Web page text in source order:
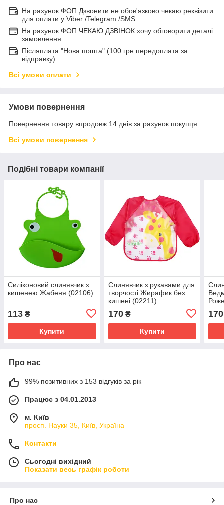
На рахунок ФОП Дзвонити не обов'язково чекаю реквізити
для оплати у Viber /Telegram /SMS
На рахунок ФОП ЧЕКАЮ ДЗВІНОК хочу обговорити деталі
замовлення
Післяплата "Нова пошта" (100 грн передоплата за
відправку).
Всі умови оплати
Умови повернення
Повернення товару впродовж 14 днів за рахунок покупця
Всі умови повернення
Подібні товари компанії
Силіконовий слинявчик з
кишенею Жабеня (02106)
113 ₴
Купити
Слинявчик з рукавами для
творчості Жирафик без
кишені (02211)
170₴
Купити
170
Про нас
99% позитивних з 153 відгуків за рік
Працює з 04.01.2013
м. Київ
просп. Науки 35, Київ, Україна
Контакти
Сьогодні вихідний
Показати весь графік роботи
Про нас